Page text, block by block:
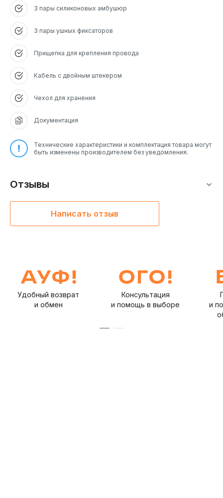
3 пары силиконовых амбушюр
3 пары ушных фиксаторов
Прищепка для крепления провода
Кабель с двойным штекером
Чехол для хранения
Документация
Технические характеристики и комплектация товара могут
быть изменены производителем без уведомления.
Отзывы
Написать отзыв
Удобный возврат
и обмен
Консультация
и помощь в выборе
и